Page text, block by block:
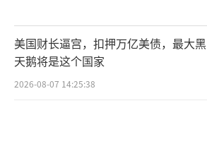
美国财长逼宫，扣押万亿美债，最大黑
天鹅将是这个国家
2026-08-07 14:25:38